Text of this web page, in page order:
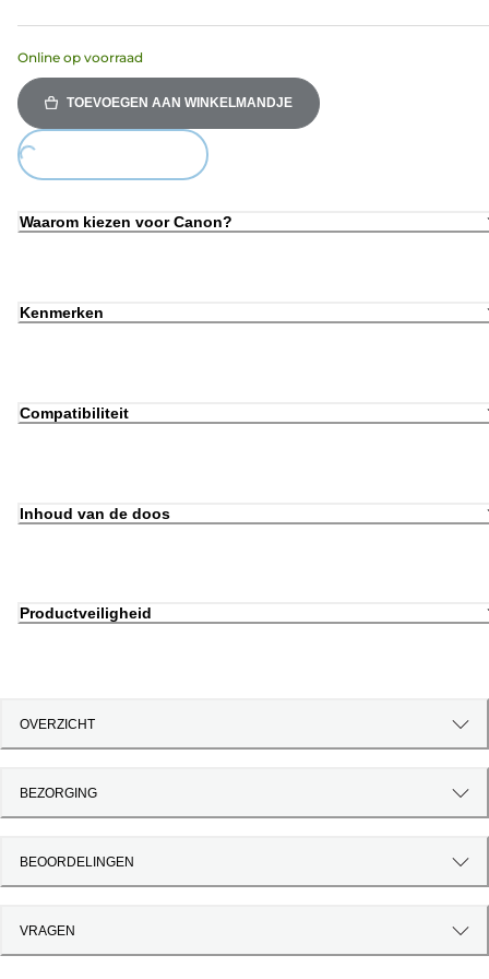
Online op voorraad
TOEVOEGEN AAN WINKELMANDJE
Waarom kiezen voor Canon?
Kenmerken
Compatibiliteit
Inhoud van de doos
Productveiligheid
OVERZICHT
BEZORGING
BEOORDELINGEN
VRAGEN